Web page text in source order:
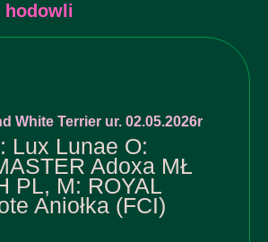
hodowli
White Terrier ur. 02.05.2026r
Lux Lunae O:
Adoxa MŁ
PL, M: ROYAL
Aniołka (FCI)